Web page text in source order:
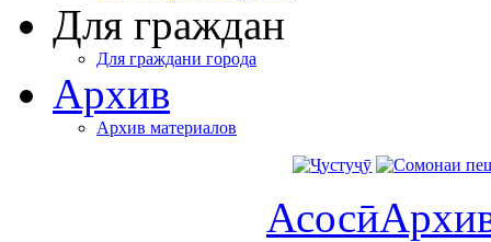
Для граждан
Для граждани города
Архив
Архив материалов
Асосӣ